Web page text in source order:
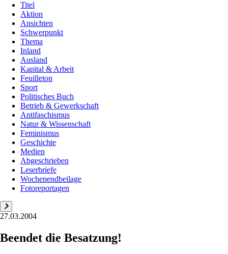
Titel
Aktion
Ansichten
Schwerpunkt
Thema
Inland
Ausland
Kapital & Arbeit
Feuilleton
Sport
Politisches Buch
Betrieb & Gewerkschaft
Antifaschismus
Natur & Wissenschaft
Feminismus
Geschichte
Medien
Abgeschrieben
Leserbriefe
Wochenendbeilage
Fotoreportagen
27.03.2004
Beendet die Besatzung!